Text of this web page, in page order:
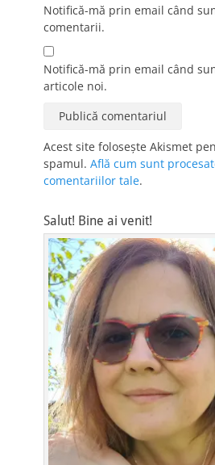
Notifică-mă prin email când
comentarii.
Notifică-mă prin email când
articole noi.
Acest site folosește Akismet
spamul. Află cum sunt
comentariilor tale.
Salut! Bine ai venit!